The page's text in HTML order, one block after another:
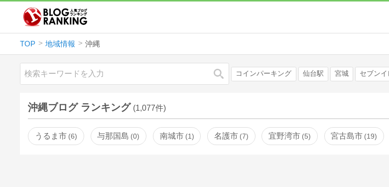
TOP 地域情報 沖縄
検索 コインパーキング 仙台駅 宮城 セブンイ
沖縄ブログ ランキング (1,077件)
うるま市 6 与那国島 0 南城市 1 名護市 7 宜野湾市 5 宮古島市 19